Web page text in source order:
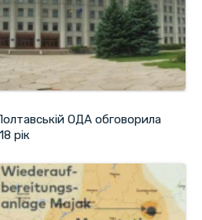
ОДА обговорила
рік